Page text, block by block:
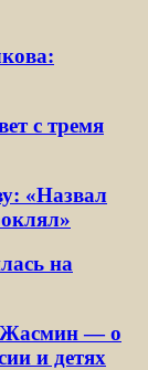
с тремя
«Назвал
на
Жасмин — о
и детях